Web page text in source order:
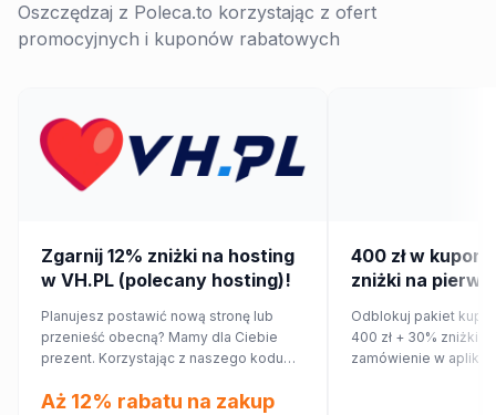
Oszczędzaj z Poleca.to korzystając z ofert
promocyjnych i kuponów rabatowych
Zgarnij 12% zniżki na hosting
w VH.PL (polecany hosting)!
Planujesz postawić nową stronę lub
przenieść obecną? Mamy dla Ciebie
prezent. Korzystając z naszego kodu
12%!
Aż 12% rabatu na zakup
400 zł w
zniżki na
Odblokuj pakiet
400 zł + 30% zniżki
zamówienie w